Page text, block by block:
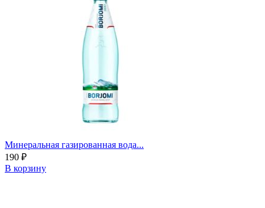
Минеральная газированная вода...
190 ₽
В корзину